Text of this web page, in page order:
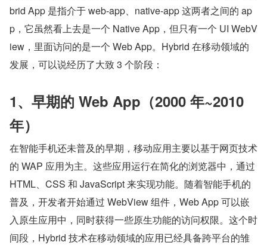
brid App 是指介于 web-app、native-app 这两者之间的 ap
p，它虽然看上去是一个 Native App，但只有一个 UI WebV
iew，里面访问的是一个 Web App。Hybrid 在移动领域的
发展，可以说经历了大致 3 个阶段：
1、早期的 Web App（2000 年~2010
年）
在智能手机还未普及的早期，移动应用主要以基于网页技术
的 WAP 应用为主。这些应用运行在简化的浏览器中，通过
HTML、CSS 和 JavaScript 来实现功能。随着智能手机的
普及，开发者开始通过 WebView 组件，Web App 可以嵌
入原生应用中，同时获得一些原生功能的访问权限。这个时
间段，Hybrid 技术在移动领域的应用已经具备跨平台的雏